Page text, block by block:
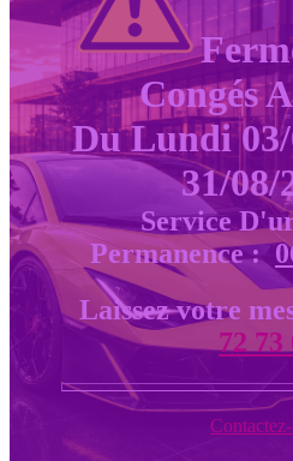
Congés
Du Lundi
31/08/
Service
Permanence :
Laissez votre
72 73